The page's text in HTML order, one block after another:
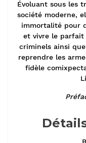
Évoluant sous les
société moderne,
immortalité pour
et vivre le parfait
criminels ainsi
reprendre les
fidèle